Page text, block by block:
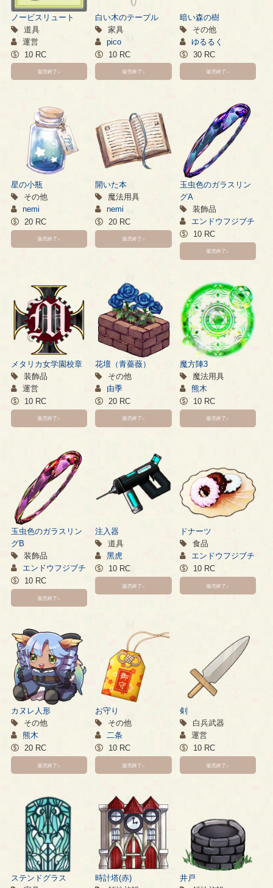
ノービスリュート
道具
運営
10 RC
販売終了:-
白い木のテーブル
家具
pico
10 RC
販売終了:-
暗い森の樹
その他
ゆるるく
30 RC
販売終了:-
星の小瓶
その他
nemi
20 RC
販売終了:-
開いた本
魔法用具
nemi
20 RC
販売終了:-
玉虫色のガラスリン
グA
装飾品
エンドウフジブチ
10 RC
販売終了:-
メタリカ女学園校章
装飾品
運営
10 RC
販売終了:-
花壇（青薔薇）
その他
由季
20 RC
販売終了:-
魔方陣3
魔法用具
熊木
10 RC
販売終了:-
玉虫色のガラスリン
グB
装飾品
エンドウフジブチ
10 RC
販売終了:-
注入器
道具
黑虎
10 RC
販売終了:-
ドナーツ
食品
エンドウフジブチ
10 RC
販売終了:-
カヌレ人形
その他
熊木
20 RC
販売終了:-
お守り
その他
二条
10 RC
販売終了:-
剣
白兵武器
運営
10 RC
販売終了:-
ステンドグラス
時計塔(赤)
井戸